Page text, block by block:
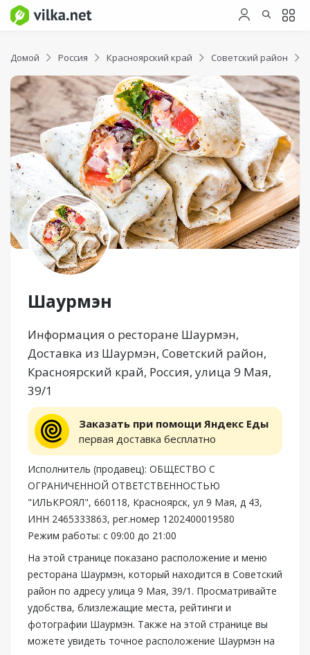
Домой Россия Красноярский край Советский район
Шаурмэн
Информация о ресторане Шаурмэн,
Доставка из Шаурмэн, Советский район,
Красноярский край, Россия, улица 9 Мая,
39/1
Заказать при помощи Яндекс Еды
первая доставка бесплатно
Исполнитель (продавец): ОБЩЕСТВО С
ОГРАНИЧЕННОЙ ОТВЕТСТВЕННОСТЬЮ
"ИЛЬКРОЯЛ", 660118, Красноярск, ул 9 Мая, д 43,
ИНН 2465333863, рег.номер 1202400019580
Режим работы: с 09:00 до 21:00
На этой странице показано расположение и меню
ресторана Шаурмэн, который находится в Советский
район по адресу улица 9 Мая, 39/1. Просматривайте
удобства, близлежащие места, рейтинги и
фотографии Шаурмэн. Также на этой странице вы
можете увидеть точное расположение Шаурмэн на